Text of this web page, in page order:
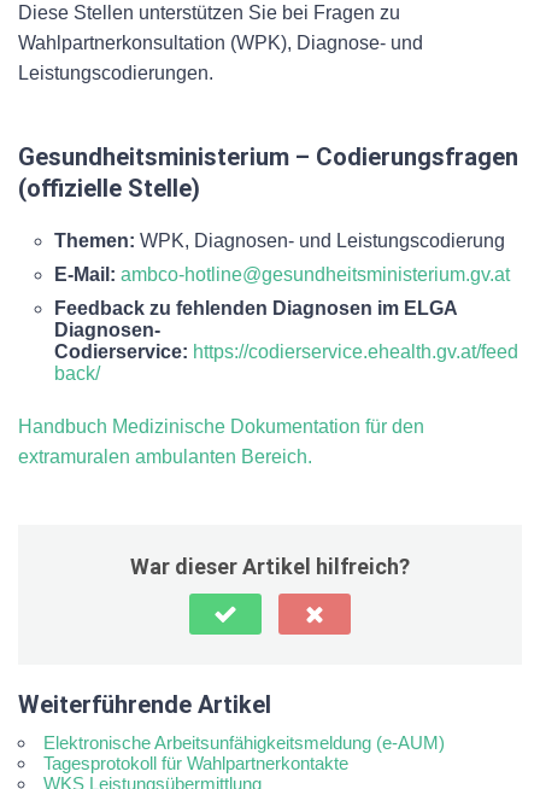
Diese Stellen unterstützen Sie bei Fragen zu
Wahlpartnerkonsultation (WPK), Diagnose- und
Leistungscodierungen.
Gesundheitsministerium – Codierungsfragen
(offizielle Stelle)
Themen: WPK, Diagnosen- und Leistungscodierung
E-Mail: ambco-hotline@gesundheitsministerium.gv.at
Feedback zu fehlenden Diagnosen im ELGA
Diagnosen-
Codierservice: https://codierservice.ehealth.gv.at/feed
back/
Handbuch Medizinische Dokumentation für den
extramuralen ambulanten Bereich.
War dieser Artikel hilfreich?
Weiterführende Artikel
Elektronische Arbeitsunfähigkeitsmeldung (e-AUM)
Tagesprotokoll für Wahlpartnerkontakte
WKS Leistungsübermittlung